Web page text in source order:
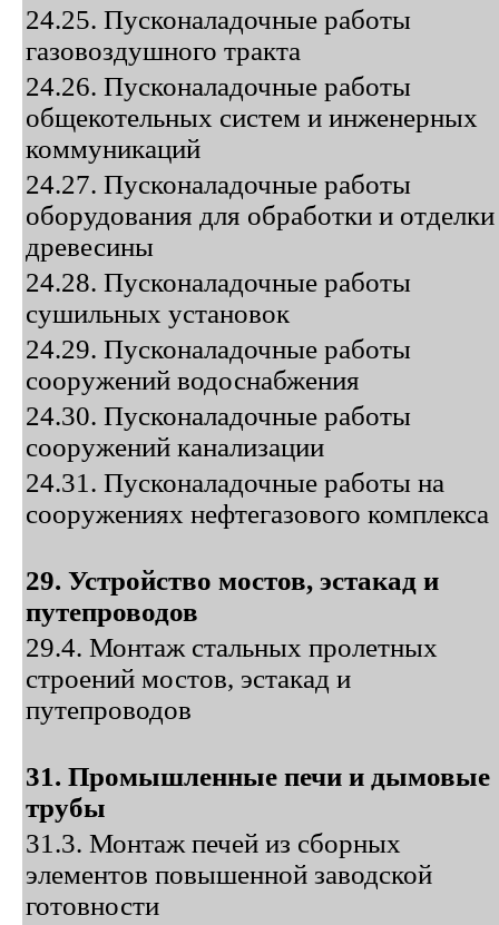
24.25. Пусконаладочные работы
газовоздушного тракта
24.26. Пусконаладочные работы
общекотельных систем и инженерных
коммуникаций
24.27. Пусконаладочные работы
оборудования для обработки и отделки
древесины
24.28. Пусконаладочные работы
сушильных установок
24.29. Пусконаладочные работы
сооружений водоснабжения
24.30. Пусконаладочные работы
сооружений канализации
24.31. Пусконаладочные работы на
сооружениях нефтегазового комплекса
29. Устройство мостов, эстакад и
путепроводов
29.4. Монтаж стальных пролетных
строений мостов, эстакад и
путепроводов
31. Промышленные печи и дымовые
трубы
31.3. Монтаж печей из сборных
элементов повышенной заводской
готовности